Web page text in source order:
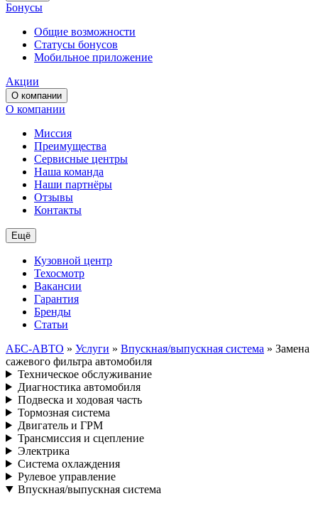
Бонусы
Общие возможности
Статусы бонусов
Мобильное приложение
Акции
О компании
О компании
Миссия
Преимущества
Сервисные центры
Наша команда
Наши партнёры
Отзывы
Контакты
Ещё
Кузовной центр
Техосмотр
Вакансии
Гарантия
Бренды
Статьи
АБС-АВТО » Услуги » Впускная/выпускная система » Замена
сажевого фильтра автомобиля
Техническое обслуживание
Диагностика автомобиля
Подвеска и ходовая часть
Тормозная система
Двигатель и ГРМ
Трансмиссия и сцепление
Электрика
Система охлаждения
Рулевое управление
Впускная/выпускная система